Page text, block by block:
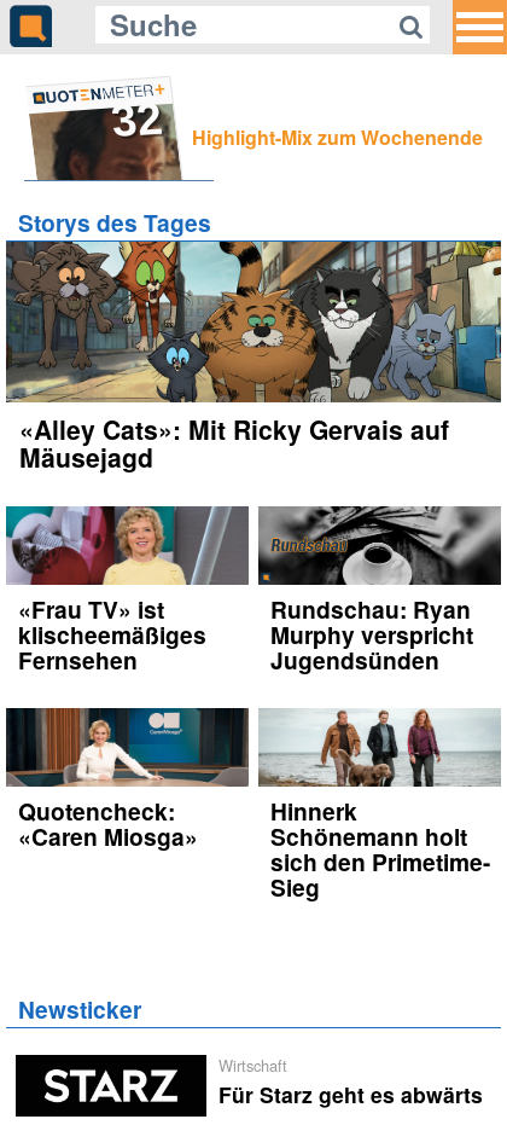
32 Highlight-Mix zum Wochenende
Storys des Tages
«Alley Cats»: Mit Ricky Gervais auf
Mäusejagd
«Frau TV» ist
klischeemäßiges
Fernsehen
Rundschau: Ryan
Murphy verspricht
Jugendsünden
Quotencheck:
«Caren Miosga»
Hinnerk
Schönemann holt
sich den Primetime-
Sieg
Newsticker
Wirtschaft
Für Starz geht es abwärts